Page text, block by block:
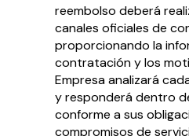
reembolso deberá
canales oficiales de
proporcionando la
contratación y los
Empresa analizará
y responderá dentro
conforme a sus
compromisos de